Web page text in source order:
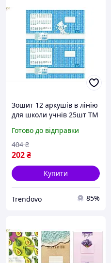
Зошит 12 аркушів в лінію
для школи учнів 25шт ТМ
Готово до відправки
202₴
404 ₴
Купити
Trendovo 85%